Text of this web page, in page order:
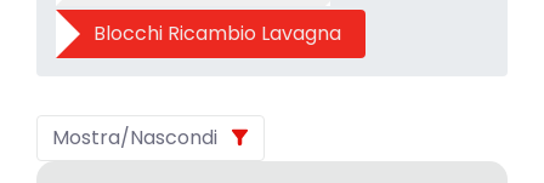
Blocchi Ricambio Lavagna
Mostra/Nascondi